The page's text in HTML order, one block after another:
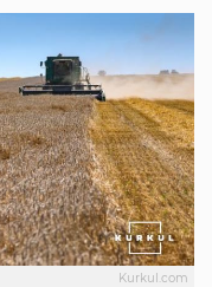
Kurkul.com